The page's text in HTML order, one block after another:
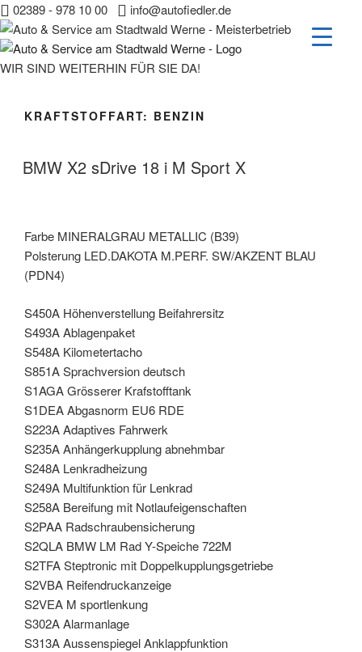
02389 - 978 10 00 info@autofiedler.de
Zum
WIR SIND WEITERHIN FÜR SIE DA!
KRAFTSTOFFART: BENZIN
BMW X2 sDrive 18 i M Sport X
Farbe MINERALGRAU METALLIC (B39)
Polsterung LED.DAKOTA M.PERF. SW/AKZENT BLAU
(PDN4)
S450A Höhenverstellung Beifahrersitz
S493A Ablagenpaket
S548A Kilometertacho
S851A Sprachversion deutsch
S1AGA Grösserer Krafstofftank
S1DEA Abgasnorm EU6 RDE
S223A Adaptives Fahrwerk
S235A Anhängerkupplung abnehmbar
S248A Lenkradheizung
S249A Multifunktion für Lenkrad
S258A Bereifung mit Notlaufeigenschaften
S2PAA Radschraubensicherung
S2QLA BMW LM Rad Y-Speiche 722M
S2TFA Steptronic mit Doppelkupplungsgetriebe
S2VBA Reifendruckanzeige
S2VEA M sportlenkung
S302A Alarmanlage
S313A Aussenspiegel Anklappfunktion